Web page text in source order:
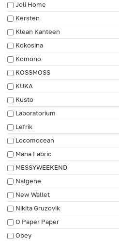
Joli Home
Kersten
Klean Kanteen
Kokosina
Komono
KOSSMOSS
KUKA
Kusto
Laboratorium
Lefrik
Locomocean
Mana Fabric
MESSYWEEKEND
Nalgene
New Wallet
Nikita Gruzovik
O Paper Paper
Obey